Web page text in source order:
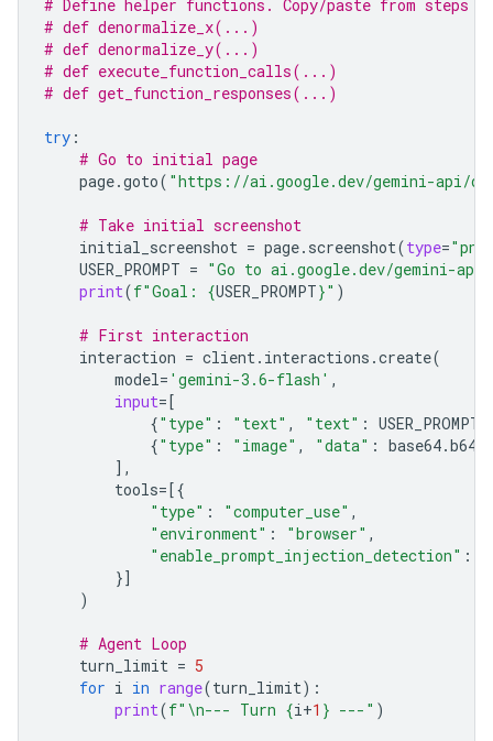
# Define helper functions. Copy/paste from steps 3
# def denormalize_x(...)
# def denormalize_y(...)
# def execute_function_calls(...)
# def get_function_responses(...)
try :
# Go to initial page
page.goto( "https://ai.google.dev/gemini-api/
# Take initial screenshot
initial_screenshot = page. screenshot(type=
USER_PROMPT = "Go to ai.google.dev/gemini-
print(f"Goal: {USER_PROMPT}" )
# First interaction
interaction = client. interactions .create(
model= 'gemini-3.6-flash' ,
input=[
{"type" : "text" , "text" : USER_PROMPT
{"type" : "image" , "data" : base64.
],
tools=[{
"type" : "computer_use" ,
"environment" : "browser" ,
"enable_prompt_injection_detection" :
}]
)
# Agent Loop
turn_limit = 5
for i in range(turn_limit):
print(f" \n--- Turn {i+1 } ---" )